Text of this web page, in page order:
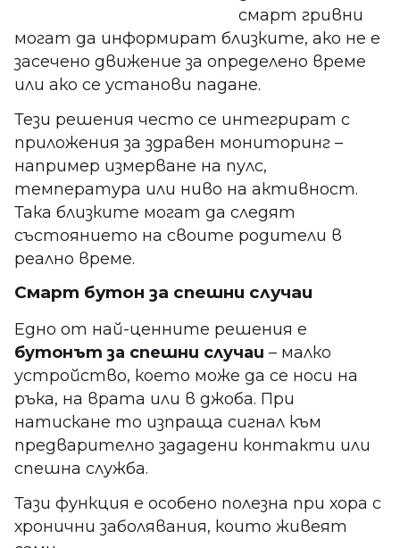
смарт гривни
могат да информират близките, ако не е
засечено движение за определено време
или ако се установи падане.
Тези решения често се интегрират с
приложения за здравен мониторинг –
например измерване на пулс,
температура или ниво на активност.
Така близките могат да следят
състоянието на своите родители в
реално време.
Смарт бутон за спешни случаи
Едно от най-ценните решения е
бутонът за спешни случаи – малко
устройство, което може да се носи на
ръка, на врата или в джоба. При
натискане то изпраща сигнал към
предварително зададени контакти или
спешна служба.
Тази функция е особено полезна при хора с
хронични заболявания, които живеят